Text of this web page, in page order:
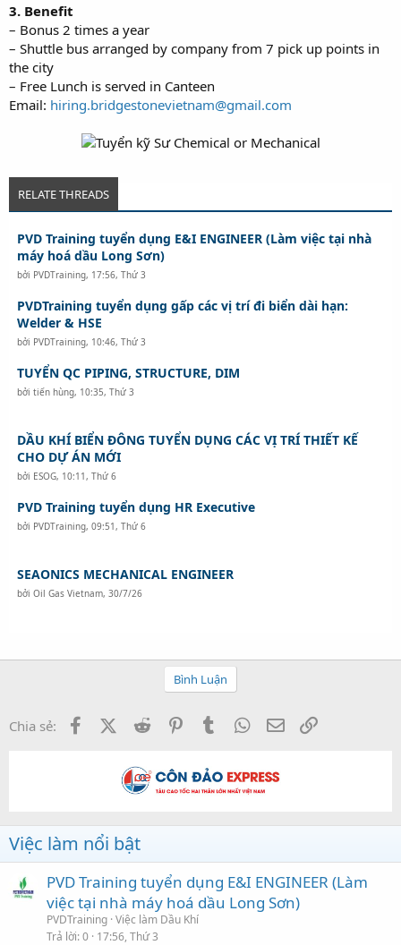
3. Benefit
– Bonus 2 times a year
– Shuttle bus arranged by company from 7 pick up points in
the city
– Free Lunch is served in Canteen
Email: hiring.bridgestonevietnam@gmail.com
RELATE THREADS
PVD Training tuyển dụng E&I ENGINEER (Làm việc tại nhà
máy hoá dầu Long Sơn)
bởi PVDTraining, 17:56, Thứ 3
PVDTraining tuyển dụng gấp các vị trí đi biển dài hạn:
Welder & HSE
bởi PVDTraining, 10:46, Thứ 3
TUYỂN QC PIPING, STRUCTURE, DIM
bởi tiến hùng, 10:35, Thứ 3
DẦU KHÍ BIỂN ĐÔNG TUYỂN DỤNG CÁC VỊ TRÍ THIẾT KẾ
CHO DỰ ÁN MỚI
bởi ESOG, 10:11, Thứ 6
PVD Training tuyển dụng HR Executive
bởi PVDTraining, 09:51, Thứ 6
SEAONICS MECHANICAL ENGINEER
bởi Oil Gas Vietnam, 30/7/26
Bình Luận
Chia sẻ: FacebookX (Twitter)
Reddit PinterestTumblr WhatsApp
Email
Việc làm nổi bật
PVD Training tuyển dụng E&I ENGINEER (Làm
việc tại nhà máy hoá dầu Long Sơn)
PVDTraining Việc làm Dầu Khí
Trả lời 0 17:56, Thứ 3